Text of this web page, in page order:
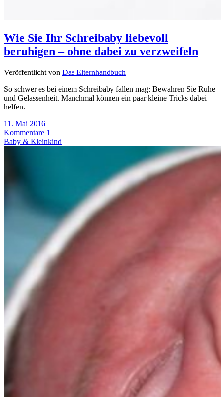
Wie Sie Ihr Schreibaby liebevoll
beruhigen – ohne dabei zu verzweifeln
Veröffentlicht von Das Elternhandbuch
So schwer es bei einem Schreibaby fallen mag: Bewahren Sie Ruhe
und Gelassenheit. Manchmal können ein paar kleine Tricks dabei
helfen.
11. Mai 2016
Kommentare 1
Baby & Kleinkind